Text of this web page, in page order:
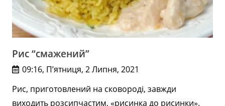
Рис “смажений”
09:16, П’ятниця, 2 Липня, 2021
Рис, приготовлений на сковороді, завжди
виходить розсипчастим, «рисинка до рисинки».